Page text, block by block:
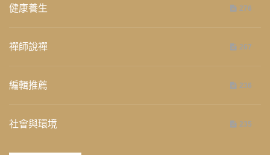
健康養生 276
禪師說禪 267
編輯推薦 236
社會與環境 235